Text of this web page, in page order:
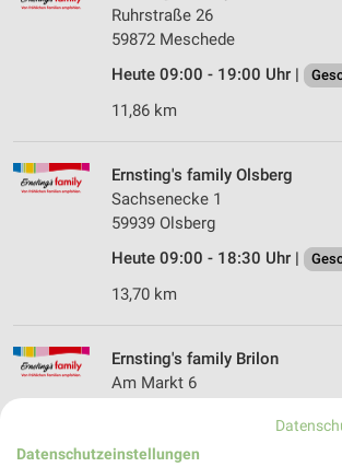
Ruhrstraße 26
59872 Meschede
Heute 09:00 - 19:00 Uhr |
11,86 km
Ernsting's family Olsberg
Sachsenecke 1
59939 Olsberg
Heute 09:00 - 18:30 Uhr |
13,70 km
Ernsting's family Brilon
Am Markt 6
Datenschutzeinstellungen